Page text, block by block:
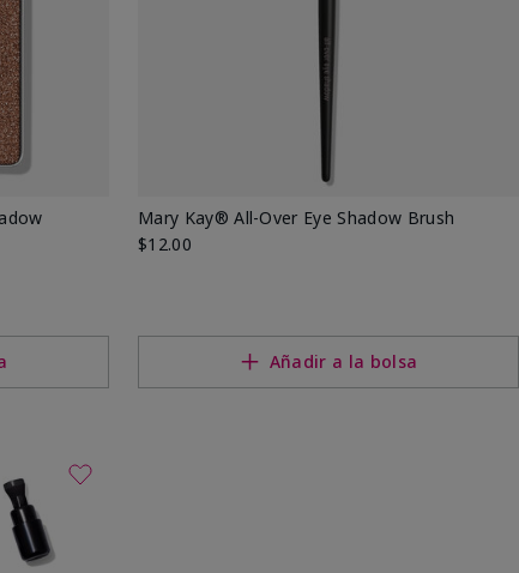
Mary Kay® All-Over Eye Shadow Brush
$12.00
Añadir a la bolsa